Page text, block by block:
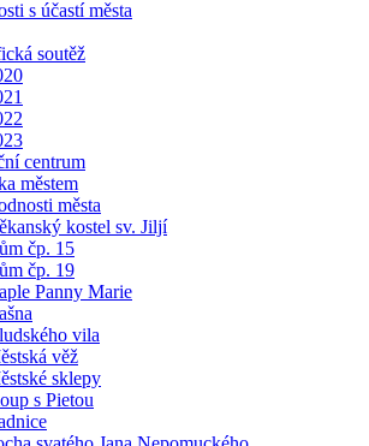
s účastí města
soutěž
centrum
městem
města
kostel sv. Jiljí
čp. 15
čp. 19
Panny Marie
vila
věž
sklepy
s Pietou